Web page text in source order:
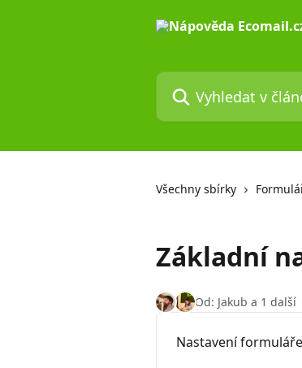
Vyhledat v článcích…
Všechny sbírky
Základní
Od: Jakub a 1 další
Nastavení